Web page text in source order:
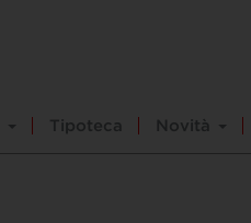
Tipoteca Novità